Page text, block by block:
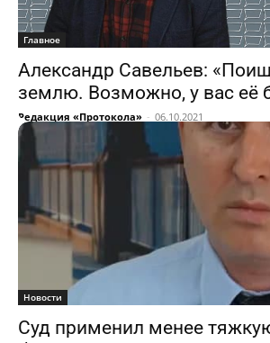
Главное
Александр Савельев:
землю. Возможно, у вас её
Редакция «Протокола» - 06.10.2021
Новости
Суд применил менее